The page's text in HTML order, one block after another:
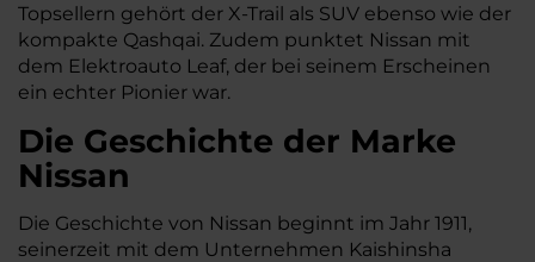
Topsellern gehört der X-Trail als SUV ebenso wie der
kompakte Qashqai. Zudem punktet Nissan mit
dem Elektroauto Leaf, der bei seinem Erscheinen
ein echter Pionier war.
Die Geschichte der Marke
Nissan
Die Geschichte von Nissan beginnt im Jahr 1911,
seinerzeit mit dem Unternehmen Kaishinsha